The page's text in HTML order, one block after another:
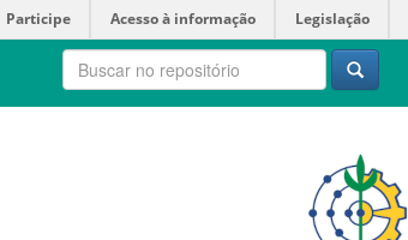
Participe Acesso à informação Legislação